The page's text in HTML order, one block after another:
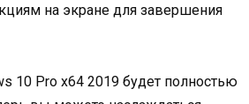
на экране для завершения
10 Pro x64 2019 будет полностью